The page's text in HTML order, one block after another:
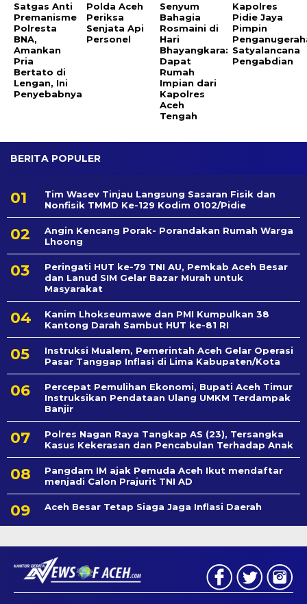
Satgas Anti
Premanisme
Polresta
BNA,
Amankan
Pria
Bertato di
Lengan, Ini
Penyebabnya
Polda Aceh
Periksa
Senjata Api
Personel
Senyum
Bahagia
Rosmaini di
Hari
Bhayangkara:
Dapat
Rumah
Impian dari
Kapolres
Aceh
Tengah
Kapolres
Pidie Jaya
Pimpin
Satyalancana
Pengabdian
BERITA POPULER
Tim Wasev Tinjau Langsung Sasaran Fisik dan
Nonfisik TMMD Ke-129 Kodim 0102/Pidie
Angin Kencang Porak- Porandakan Rumah Warga
Lhoong
Peringati HUT ke-79 TNI AU, Pemkab Aceh Besar
dan Lanud SIM Gelar Bazar Murah untuk
Masyarakat
Kanim Lhokseumawe dan PMI Kumpulkan 38
Kantong Darah Sambut HUT ke-81 RI
Instruksi Mualem, Pemerintah Aceh Gelar Operasi
Pasar Tanggap Inflasi di Lima Kabupaten/Kota
Percepat Pemulihan Ekonomi, Bupati Aceh Timur
Instruksikan Pendataan Ulang UMKM Terdampak
Banjir
Polres Nagan Raya Tangkap AS (23), Tersangka
Kasus Kekerasan dan Pencabulan Terhadap Anak
Pangdam IM ajak Pemuda Aceh Ikut mendaftar
menjadi Calon Prajurit TNI AD
Aceh Besar Tetap Siaga Jaga Inflasi Daerah